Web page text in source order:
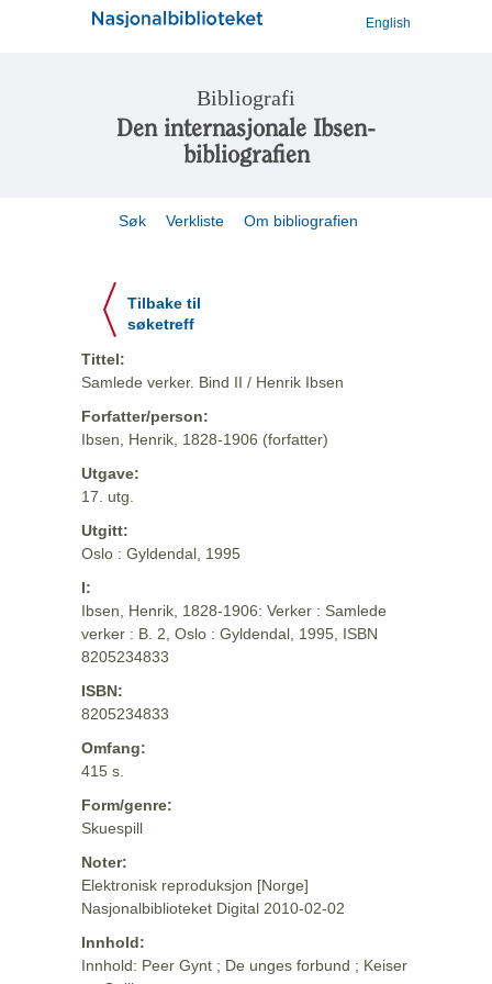
English
Bibliografi
Den internasjonale Ibsen-
bibliografien
Søk Verkliste Om bibliografien
Tilbake til
søketreff
Tittel:
Samlede verker. Bind II / Henrik Ibsen
Forfatter/person:
Ibsen, Henrik, 1828-1906 (forfatter)
Utgave:
17. utg.
Utgitt:
Oslo : Gyldendal, 1995
I:
Ibsen, Henrik, 1828-1906: Verker : Samlede
verker : B. 2, Oslo : Gyldendal, 1995, ISBN
8205234833
ISBN:
8205234833
Omfang:
415 s.
Form/genre:
Skuespill
Noter:
Elektronisk reproduksjon [Norge]
Nasjonalbiblioteket Digital 2010-02-02
Innhold:
Innhold: Peer Gynt ; De unges forbund ; Keiser